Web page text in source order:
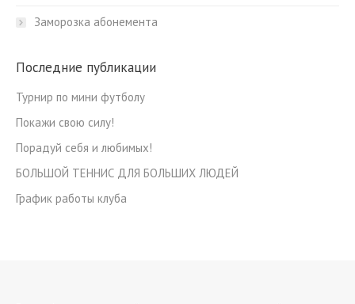
Заморозка абонемента
Последние публикации
Турнир по мини футболу
Покажи свою силу!
Порадуй себя и любимых!
БОЛЬШОЙ ТЕННИС ДЛЯ БОЛЬШИХ ЛЮДЕЙ
График работы клуба